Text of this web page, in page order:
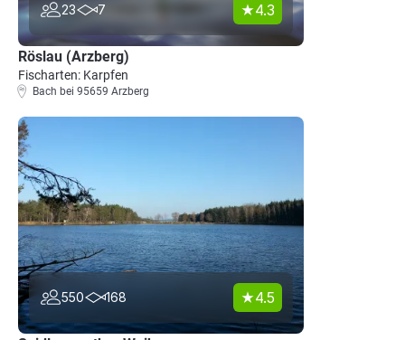
23 7 4.3
Röslau (Arzberg)
Fischarten: Karpfen
Bach bei 95659 Arzberg
550 168 4.5